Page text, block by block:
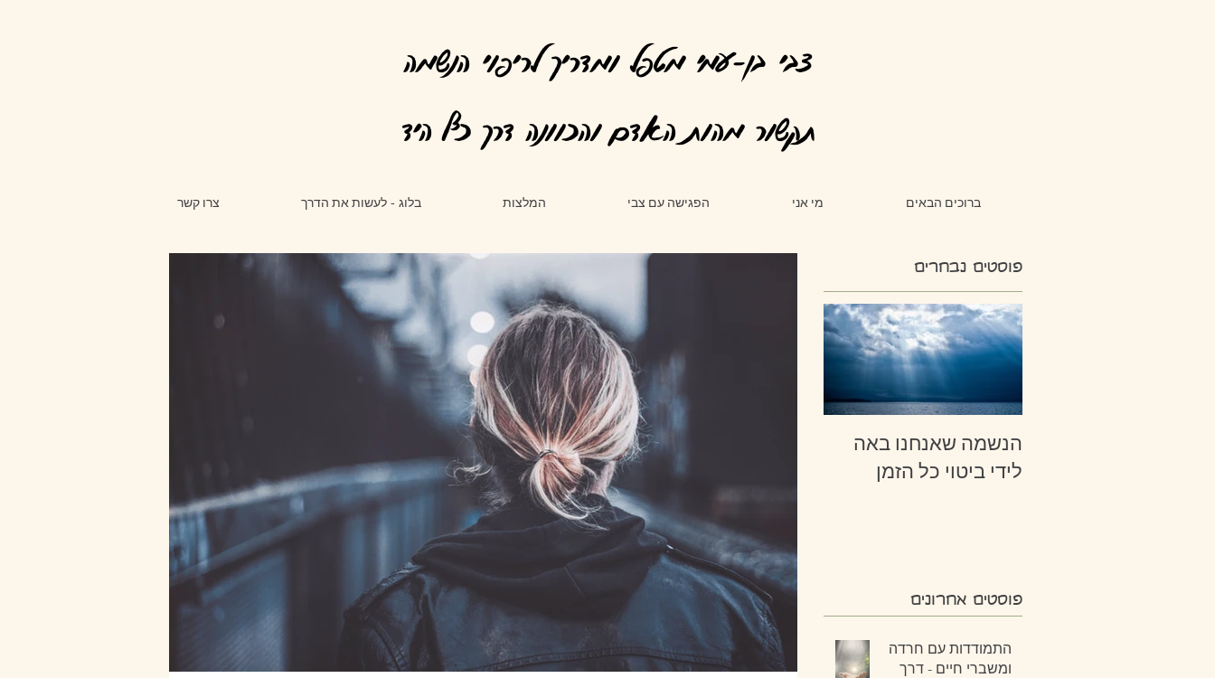
צבי בן-עמי מטפל ומדריך לריפוי הנשמה
תקשור מהות האדם והכוונה דרך כף היד
ברוכים הבאים מי אני הפגישה עם צבי המלצות בלוג - לעשות את הדרך צרו קשר
פוסטים נבחרים
הנשמה שאנחנו באה
לידי ביטוי כל הזמן
פוסטים אחרונים
התמודדות עם חרדה
ומשברי חיים - דרך